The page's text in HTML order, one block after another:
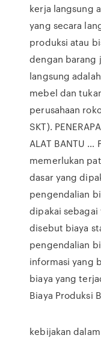
kerja langsung
yang secara
produksi atau
dengan barang
langsung
mebel dan
perusahaan
SKT).
ALAT BANTU …
memerlukan
dasar yang
pengendalian
dipakai
disebut biaya
pengendalian
informasi yang
biaya yang
Biaya Produksi
kebijakan